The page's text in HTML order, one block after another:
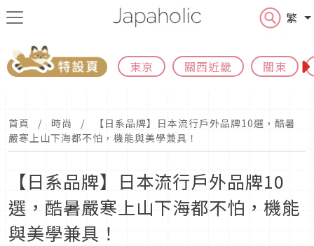
繁
東京 關西近畿 關東
首頁 時尚
【日系品牌】日本流行戶外品牌10選，酷暑
嚴寒上山下海都不怕，機能與美學兼具！
【日系品牌】日本流行戶外品牌10
選，酷暑嚴寒上山下海都不怕，機能
與美學兼具！